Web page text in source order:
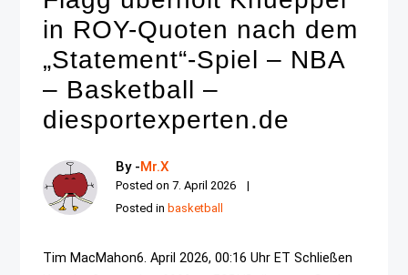
in ROY-Quoten nach dem
„Statement“-Spiel – NBA
– Basketball –
diesportexperten.de
By -Mr.X
Posted on7. April 2026
Posted inbasketball
Tim MacMahon6. April 2026, 00:16 Uhr ET Schließen